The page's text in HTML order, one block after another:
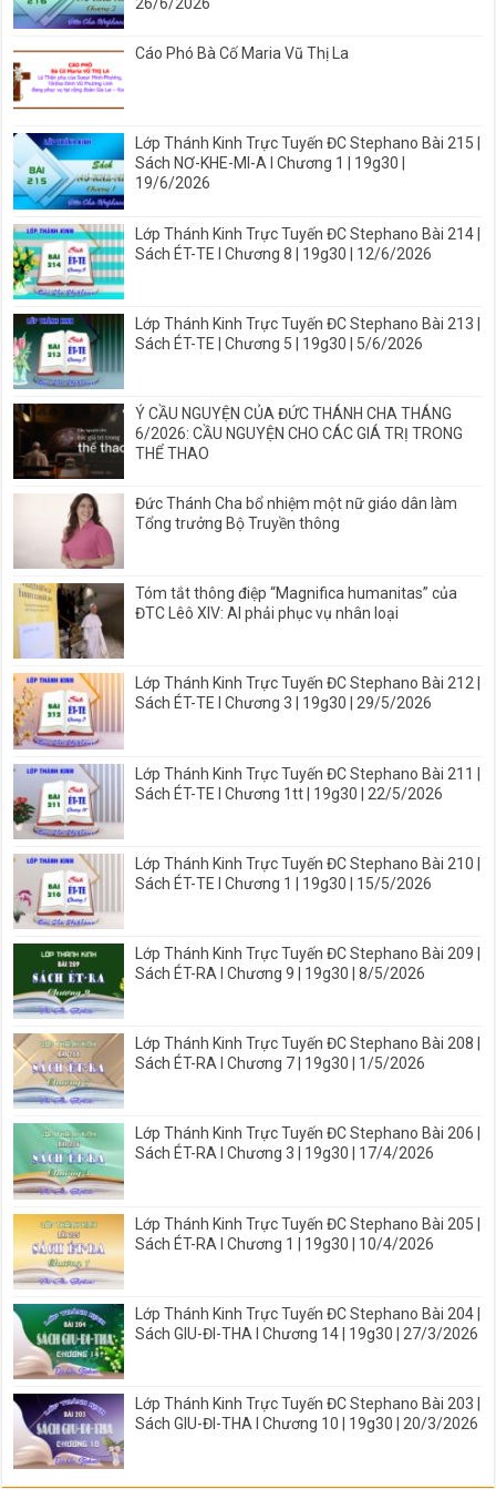
Cáo Phó Bà Cố Maria Vũ Thị La
Lớp Thánh Kinh Trực Tuyến ĐC Stephano Bài 215 |
Sách NƠ-KHE-MI-A I Chương 1 | 19g30 |
19/6/2026
Lớp Thánh Kinh Trực Tuyến ĐC Stephano Bài 214 |
Sách ÉT-TE I Chương 8 | 19g30 | 12/6/2026
Lớp Thánh Kinh Trực Tuyến ĐC Stephano Bài 213 |
Sách ÉT-TE | Chương 5 | 19g30 | 5/6/2026
Ý CẦU NGUYỆN CỦA ĐỨC THÁNH CHA THÁNG
6/2026: CẦU NGUYỆN CHO CÁC GIÁ TRỊ TRONG
THỂ THAO
Đức Thánh Cha bổ nhiệm một nữ giáo dân làm
Tổng trưởng Bộ Truyền thông
Tóm tắt thông điệp “Magnifica humanitas” của
ĐTC Lêô XIV: AI phải phục vụ nhân loại
Lớp Thánh Kinh Trực Tuyến ĐC Stephano Bài 212 |
Sách ÉT-TE I Chương 3 | 19g30 | 29/5/2026
Lớp Thánh Kinh Trực Tuyến ĐC Stephano Bài 211 |
Sách ÉT-TE I Chương 1tt | 19g30 | 22/5/2026
Lớp Thánh Kinh Trực Tuyến ĐC Stephano Bài 210 |
Sách ÉT-TE I Chương 1 | 19g30 | 15/5/2026
Lớp Thánh Kinh Trực Tuyến ĐC Stephano Bài 209 |
Sách ÉT-RA I Chương 9 | 19g30 | 8/5/2026
Lớp Thánh Kinh Trực Tuyến ĐC Stephano Bài 208 |
Sách ÉT-RA I Chương 7 | 19g30 | 1/5/2026
Lớp Thánh Kinh Trực Tuyến ĐC Stephano Bài 206 |
Sách ÉT-RA I Chương 3 | 19g30 | 17/4/2026
Lớp Thánh Kinh Trực Tuyến ĐC Stephano Bài 205 |
Sách ÉT-RA I Chương 1 | 19g30 | 10/4/2026
Lớp Thánh Kinh Trực Tuyến ĐC Stephano Bài 204 |
Sách GIU-ĐI-THA I Chương 14 | 19g30 | 27/3/2026
Lớp Thánh Kinh Trực Tuyến ĐC Stephano Bài 203 |
Sách GIU-ĐI-THA I Chương 10 | 19g30 | 20/3/2026